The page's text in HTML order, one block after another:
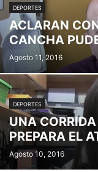
DEPORTES
ACLARAN
CANCHA
Agosto 11, 2016
DEPORTES
UNA
PREPARA EL
Agosto 10, 2016